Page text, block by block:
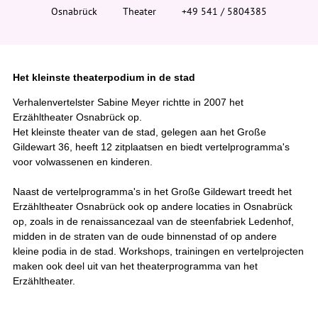
e
Osnabrück Theater +49 541 / 5804385
Het kleinste theaterpodium in de stad
Verhalenvertelster Sabine Meyer richtte in 2007 het
Erzähltheater Osnabrück op.
Het kleinste theater van de stad, gelegen aan het Große
Gildewart 36, heeft 12 zitplaatsen en biedt vertelprogramma's
voor volwassenen en kinderen.
Naast de vertelprogramma's in het Große Gildewart treedt het
Erzähltheater Osnabrück ook op andere locaties in Osnabrück
op, zoals in de renaissancezaal van de steenfabriek Ledenhof,
midden in de straten van de oude binnenstad of op andere
kleine podia in de stad. Workshops, trainingen en vertelprojecten
maken ook deel uit van het theaterprogramma van het
Erzähltheater.